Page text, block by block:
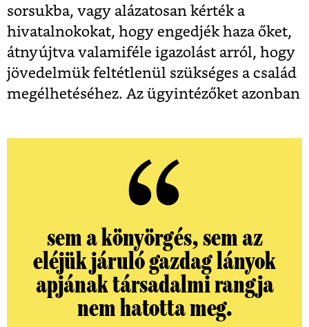
sorsukba, vagy alázatosan kérték a
hivatalnokokat, hogy engedjék haza őket,
átnyújtva valamiféle igazolást arról, hogy
jövedelmük feltétlenül szükséges a család
megélhetéséhez. Az ügyintézőket azonban
sem a könyörgés, sem az
eléjük járuló gazdag lányok
apjának társadalmi rangja
nem hatotta meg.